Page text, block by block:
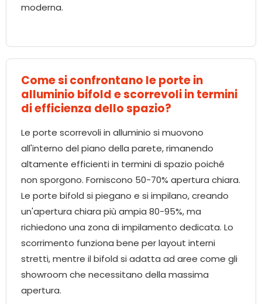
moderna.
Come si confrontano le porte in
alluminio bifold e scorrevoli in termini
di efficienza dello spazio?
Le porte scorrevoli in alluminio si muovono
all'interno del piano della parete, rimanendo
altamente efficienti in termini di spazio poiché
non sporgono. Forniscono 50-70% apertura chiara.
Le porte bifold si piegano e si impilano, creando
un'apertura chiara più ampia 80-95%, ma
richiedono una zona di impilamento dedicata. Lo
scorrimento funziona bene per layout interni
stretti, mentre il bifold si adatta ad aree come gli
showroom che necessitano della massima
apertura.